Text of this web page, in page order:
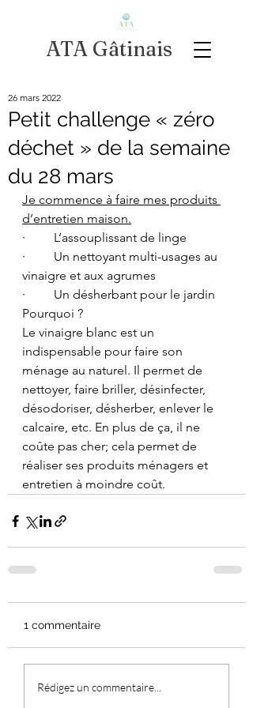
ATA Gâtinais
Petit challenge « zéro
déchet » de la semaine
du 28 mars
26 mars 2022
Je commence à faire mes produits
d’entretien maison.
·         L’assouplissant de linge
·         Un nettoyant multi-usages au
vinaigre et aux agrumes
·         Un désherbant pour le jardin
Pourquoi ?
Le vinaigre blanc est un
indispensable pour faire son
ménage au naturel. Il permet de
nettoyer, faire briller, désinfecter,
désodoriser, désherber, enlever le
calcaire, etc. En plus de ça, il ne
coûte pas cher; cela permet de
réaliser ses produits ménagers et
entretien à moindre coût.
1 commentaire
Rédigez un commentaire...